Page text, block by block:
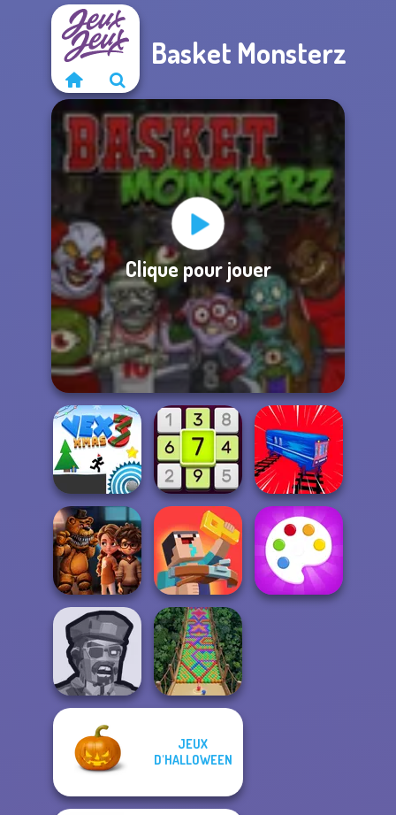
Basket Monsterz
Clique pour jouer
Vex 3 Xmas Daily Sudoku Train Drift
FNAF Horror At
Home
Noob: Zombie
Prison Escape
Zombies
Shooter
JEUX
D'HALLOWEEN